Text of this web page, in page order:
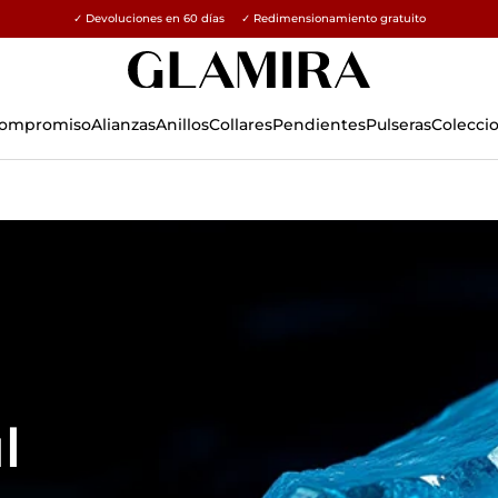
15% en todos los pedidos →
✓ Devoluciones en 60 días ✓ Redimensionamiento gratuito
AlianzasAnillosCollaresPendientesPulseras